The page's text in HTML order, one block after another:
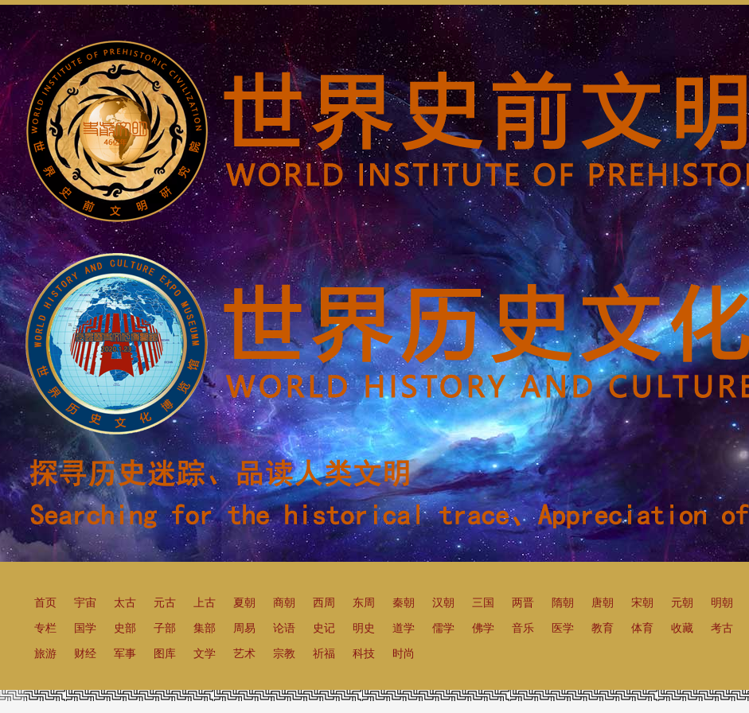
首页 宇宙 太古 元古 上古 夏朝 商朝 西周 东周 秦朝 汉朝 三国 两晋 隋朝 唐朝 宋朝 元朝 明朝
专栏 国学 史部 子部 集部 周易 论语 史记 明史 道学 儒学 佛学 音乐 医学 教育 体育 收藏 考古
旅游 财经 军事 图库 文学 艺术 宗教 祈福 科技 时尚